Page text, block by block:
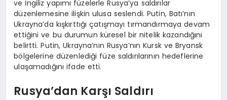
ve İngiliz yapımı füzelerle Rusya’ya saldırılar
düzenlemesine ilişkin ulusa seslendi. Putin, Batı’nın
Ukrayna’da kışkırttığı çatışmayı tırmandırmaya devam
ettiğini ve bu durumun küresel bir nitelik kazandığını
belirtti. Putin, Ukrayna’nın Rusya’nın Kursk ve Bryansk
bölgelerine düzenlediği füze saldırılarının hedeflerine
ulaşamadığını ifade etti.
Rusya’dan Karşı Saldırı